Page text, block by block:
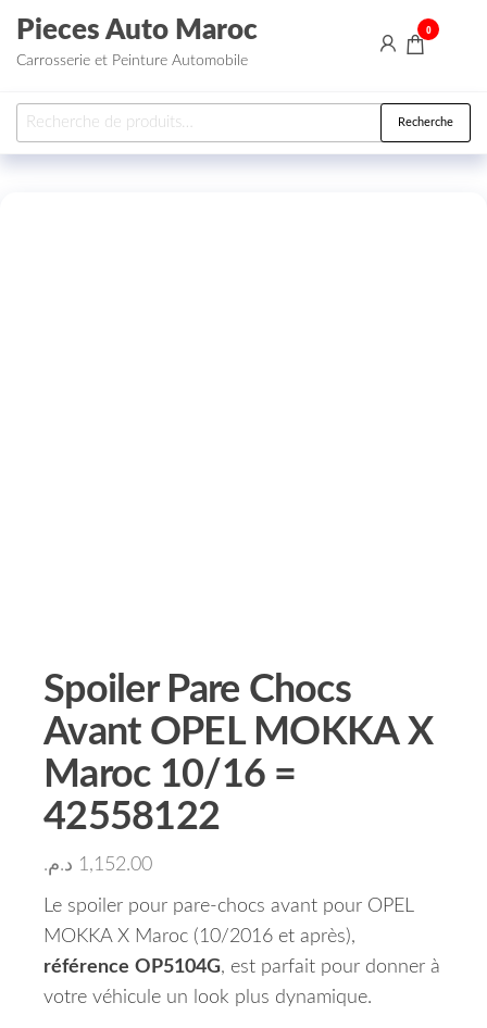
Aller au contenu
Pieces Auto Maroc
Carrosserie et Peinture Automobile
0
Recherche pour : Recherche
Spoiler Pare Chocs
Avant OPEL MOKKA X
Maroc 10/16 =
42558122
1,152.00 د.م.
Le spoiler pour pare-chocs avant pour OPEL
MOKKA X Maroc (10/2016 et après),
référence OP5104G, est parfait pour donner à
votre véhicule un look plus dynamique.